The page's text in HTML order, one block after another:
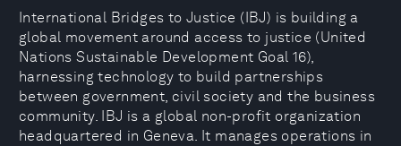
International Bridges to Justice (IBJ) is building a
global movement around access to justice (United
Nations Sustainable Development Goal 16),
harnessing technology to build partnerships
between government, civil society and the business
community. IBJ is a global non-profit organization
headquartered in Geneva. It manages operations in